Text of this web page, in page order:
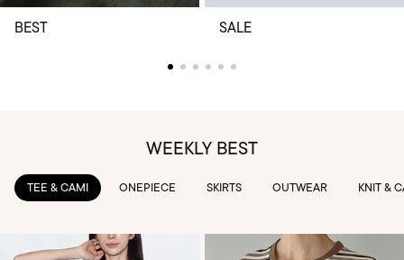
BEST SALE
WEEKLY BEST
TEE & CAMI ONEPIECE SKIRTS OUTWEAR KNIT &